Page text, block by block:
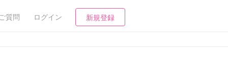
質問 ログイン 新規登録